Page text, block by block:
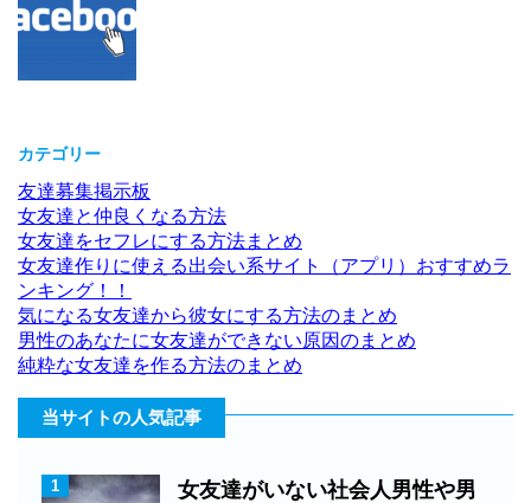
カテゴリー
友達募集掲示板
女友達と仲良くなる方法
女友達をセフレにする方法まとめ
女友達作りに使える出会い系サイト（アプリ）おすすめラ
ンキング！！
気になる女友達から彼女にする方法のまとめ
男性のあなたに女友達ができない原因のまとめ
純粋な女友達を作る方法のまとめ
当サイトの人気記事
1
女友達がいない社会人男性や男